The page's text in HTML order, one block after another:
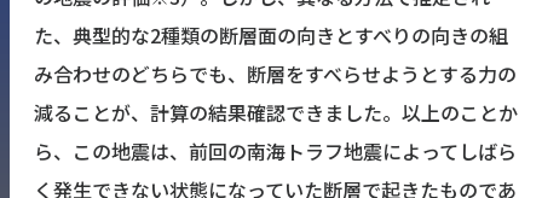
た、典型的な2種類の断層面の向きとすべりの向きの組
み合わせのどちらでも、断層をすべらせようとする力の
減ることが、計算の結果確認できました。以上のことか
ら、この地震は、前回の南海トラフ地震によってしばら
く発生できない状態になっていた断層で起きたものであ